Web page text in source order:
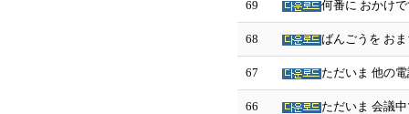
69 何番に おかけ
68 ばんごうを お
67 ただいま 他の
66 ただいま 会議